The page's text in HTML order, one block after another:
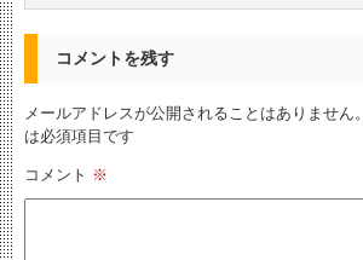
コメントを残す
メールアドレスが公開されることはありません。
は必須項目です
コメント ※